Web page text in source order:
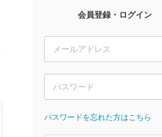
会員登録・ログイン
パスワードを忘れた方はこちら